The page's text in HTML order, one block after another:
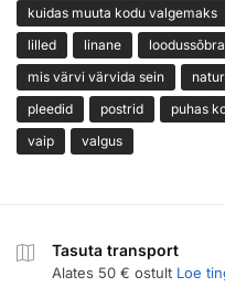
kuidas muuta kodu valgemaks
lilled
linane
mis värvi värvida sein
pleedid
postrid puhas
vaip
valgus
Tasuta transport
Alates 50 € ostult Loe